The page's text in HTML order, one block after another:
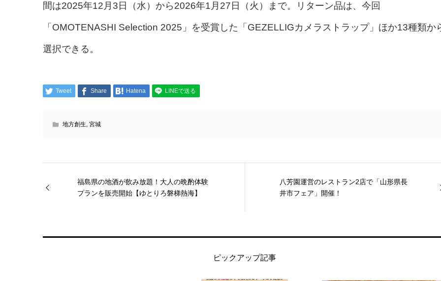
間は2025年12月3日（水）から2026年1月27日（火）まで。リターン品は、今回
「OMOTENASHI Selection 2025」を受賞した「GEZELLIGカメラストラップ」ほか13種類か
選択できる。
Tweet Share Hatena LINEで送る
地方創生, 宮城
福島県の地酒が飲み放題！大人の晩酌体験
プランを販売開始【ゆとりろ磐梯熱海】
八芳園運営のレストラン2店で「山形県長
井市フェア」開催！
ピックアップ記事